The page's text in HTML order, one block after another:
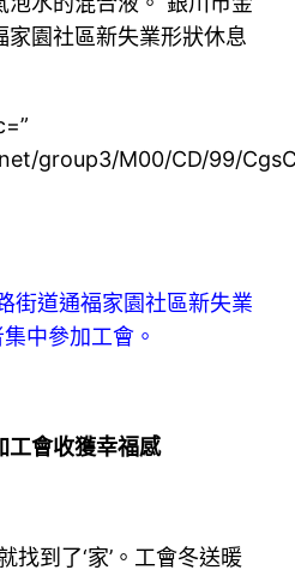
家園社區新失業形狀休息
group3/M00/CD/99/
街道通福家園社區新失業
中參加工會。
工會收獲幸福感
找到了‘家’。工會冬送暖